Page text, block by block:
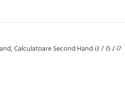
,Calculatoare Second Hand i3 / i5 / i7